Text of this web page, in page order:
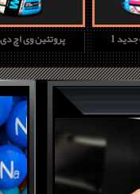
پروتئین وی